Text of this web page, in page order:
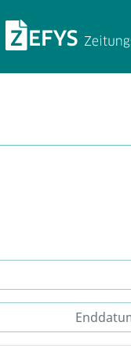
ZEFYS